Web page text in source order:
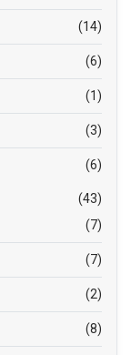
(14)
(6)
(1)
(3)
(6)
(43)
(7)
(7)
(2)
(8)